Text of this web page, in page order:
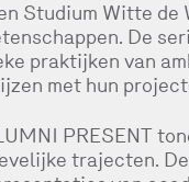
Studium Witte
De
praktijken van
met hun
PRESENT
trajecten.